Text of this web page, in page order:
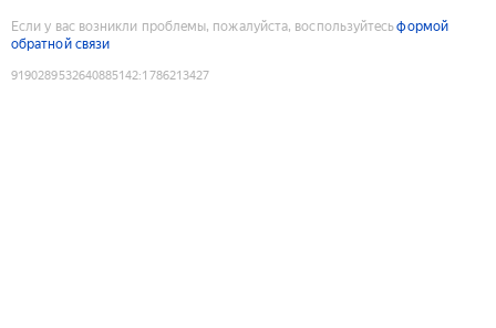
Если у вас возникли проблемы, пожалуйста, воспользуйтесьформой
обратной связи
9190289532640885142:1786213427